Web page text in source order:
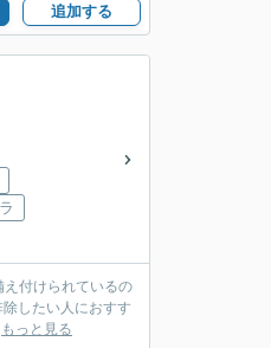
追加する
付けられているの
したい人におすす
もっと見る